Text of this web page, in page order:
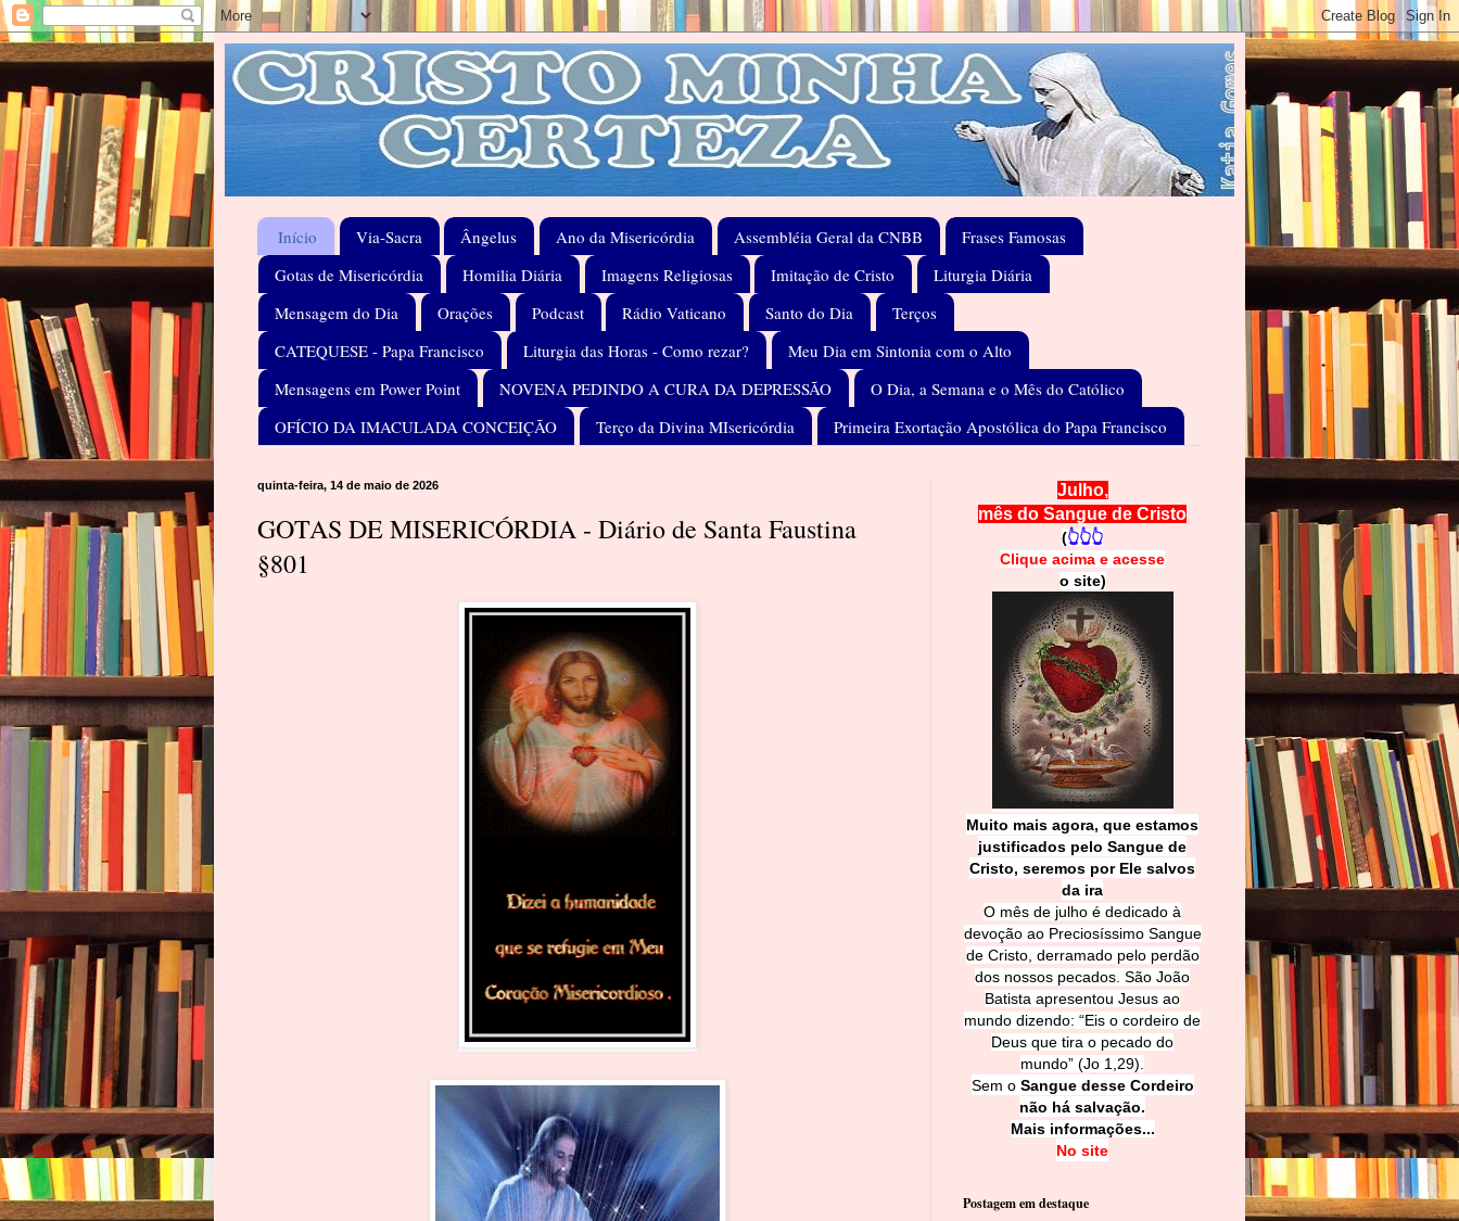
Início Via-Sacra Ângelus Ano da Misericórdia Assembléia Geral da CNBB
Frases Famosas
Gotas de Misericórdia
Homilia Diária Imagens Religiosas Imitação de Cristo
Liturgia Diária
Mensagem do Dia
Orações Podcast Rádio Vaticano Santo do Dia
Terços
CATEQUESE - Papa Francisco
Liturgia das Horas - Como rezar?
Meu Dia em Sintonia com o Alto
Mensagens em Power Point
NOVENA PEDINDO A CURA DA DEPRESSÃO
O Dia, a Semana e o Mês do Católico
OFÍCIO DA IMACULADA CONCEIÇÃO
Terço da Divina MIsericórdia Primeira Exortação Apostólica do Papa Francisco
quinta-feira, 14 de maio de 2026
GOTAS DE MISERICÓRDIA - Diário de Santa Faustina
§801
Julho,
mês do Sangue de Cristo
(👆👆👆
Clique acima e acesse
o site)
Muito mais agora, que estamos
justificados pelo Sangue de
Cristo, seremos por Ele salvos
da ira
O mês de julho é dedicado à
devoção ao Preciosíssimo Sangue
de Cristo, derramado pelo perdão
dos nossos pecados. São João
Batista apresentou Jesus ao
mundo dizendo: “Eis o cordeiro de
Deus que tira o pecado do
mundo” (Jo 1,29).
Sem o Sangue desse Cordeiro
não há salvação.
Mais informações...
No site
Postagem em destaque